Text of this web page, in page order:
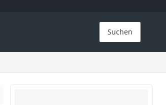
Suchen